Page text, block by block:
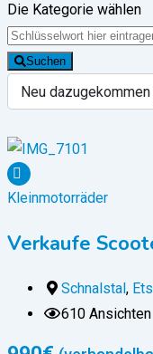
Die Kategorie wählen
Suchen
Kleinmotorräder
Verkaufe
Schnalstal ,
610 Ansichten